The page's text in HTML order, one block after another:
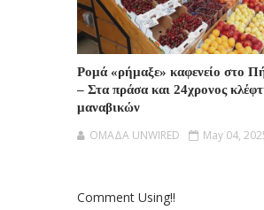
Ρομά «ρήμαξε» καφενείο στο
– Στα πράσα και 24χρονος
μαναβικών
OMAΔΑ UNWIRED May 04,
Comment Using!!